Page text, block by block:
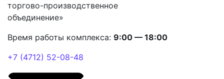
торгово-производственное
объединение»
Время работы комплекса: 9:00 — 18:00
+7 (4712) 52-08-48